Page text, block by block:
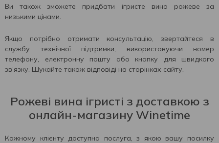
Ви також зможете придбати ігристе вино рожеве за
низькими цінами.
Якщо потрібно отримати консультацію, звертайтеся в
службу технічної підтримки, використовуючи номер
телефону, електронну пошту або кнопку для швидкого
зв’язку. Шукайте також відповіді на сторінках сайту.
Рожеві вина ігристі з доставкою з
онлайн-магазину Winetime
Кожному клієнту доступна послуга, з якою вашу посилку